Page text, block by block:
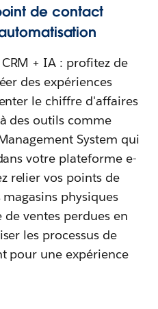
de contact
+ IA : profitez de
des expériences
le chiffre d'affaires
des outils comme
System qui
votre plateforme e-
relier vos points de
physiques
ventes perdues en
les processus de
pour une expérience